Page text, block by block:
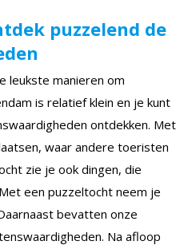
puzzelend de
leukste manieren om
is relatief klein en je kunt
ontdekken. Met
waar andere toeristen
zie je ook dingen, die
een puzzeltocht neem je
bevatten onze
Na afloop